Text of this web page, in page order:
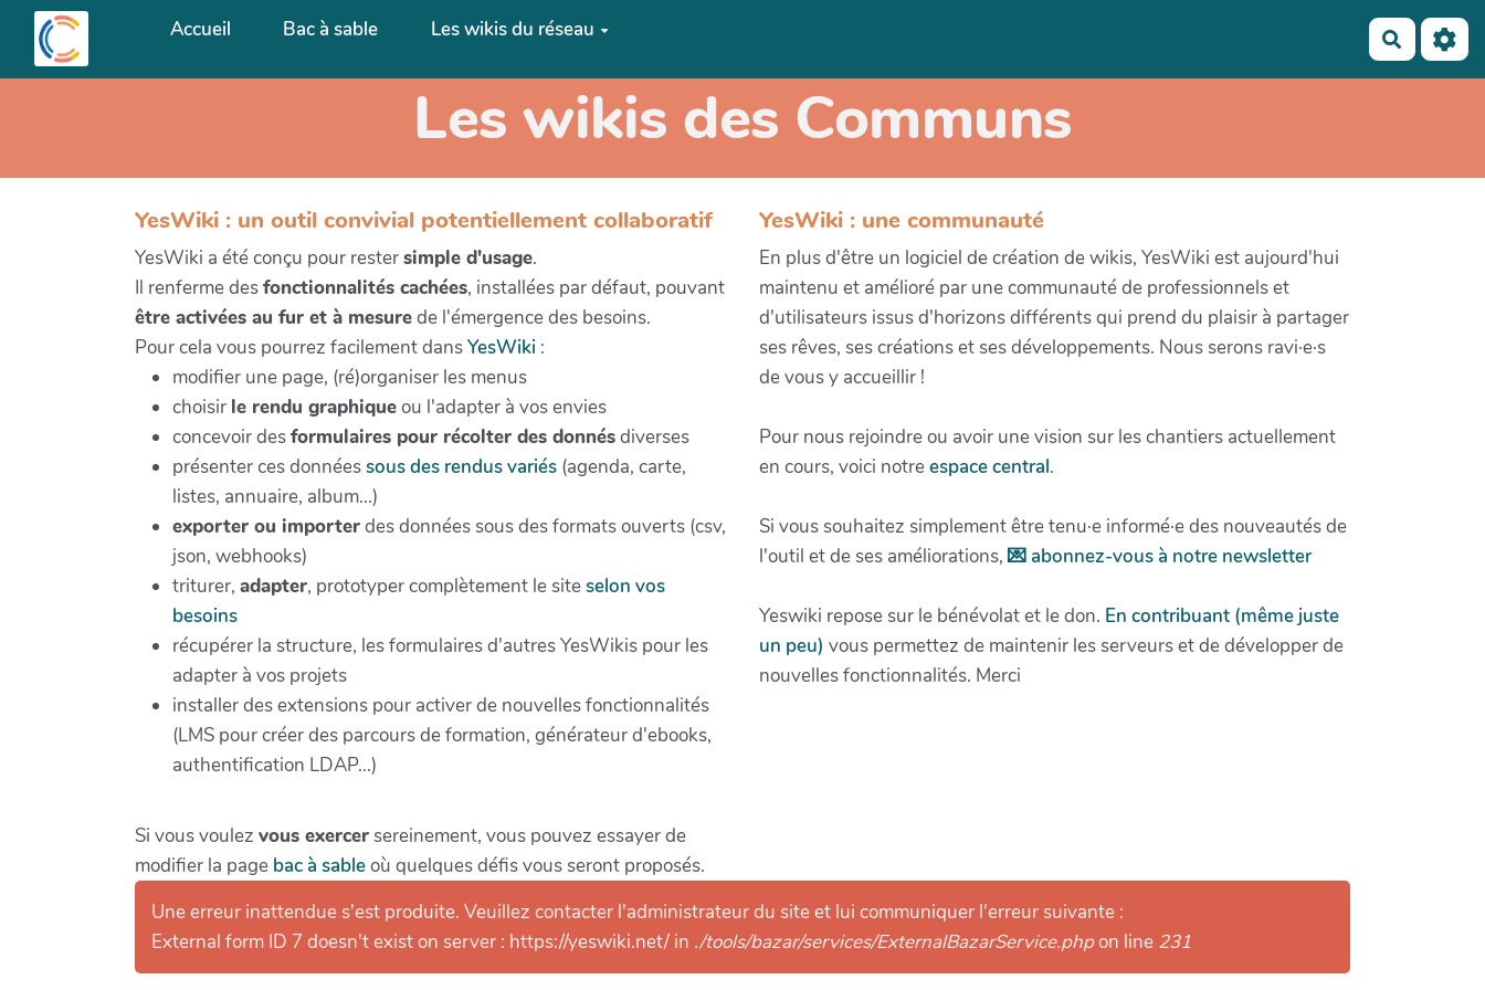
Aller au contenu principal
Accueil Bac à sable Les wikis du réseau
Les wikis des Communs
YesWiki : un outil convivial potentiellement collaboratif
YesWiki a été conçu pour restersimple d'usage.
Il renferme desfonctionnalités cachées, installées par défaut, pouvant
être activées au fur et à mesurede l'émergence des besoins.
Pour cela vous pourrez facilement dansYesWiki :
modifier une page, (ré)organiser les menus
choisir le rendu graphiqueou l'adapter à vos envies
concevoir desformulaires pour récolter des donnésdiverses
présenter ces donnéessous des rendus variés (agenda, carte,
listes, annuaire, album...)
exporter ou importerdes données sous des formats ouverts (csv,
json, webhooks)
triturer, adapter, prototyper complètement le siteselon vos
besoins
récupérer la structure, les formulaires d'autres YesWikis pour les
adapter à vos projets
installer des extensions pour activer de nouvelles fonctionnalités
(LMS pour créer des parcours de formation, générateur d'ebooks,
authentification LDAP...)
Si vous voulez vous exercersereinement, vous pouvez essayer de
modifier la page bac à sableoù quelques défis vous seront proposés.
YesWiki : une communauté
En plus d'être un logiciel de création de wikis, YesWiki est aujourd'hui
maintenu et amélioré par une communauté de professionnels et
d'utilisateurs issus d'horizons différents qui prend du plaisir à partager
ses rêves, ses créations et ses développements. Nous serons ravi·e·s
de vous y accueillir !
Pour nous rejoindre ou avoir une vision sur les chantiers actuellement
en cours, voici notreespace central.
Si vous souhaitez simplement être tenu·e informé·e des nouveautés de
l'outil et de ses améliorations, 💌 abonnez-vous à notre newsletter
Yeswiki repose sur le bénévolat et le don. En contribuant (même juste
un peu) vous permettez de maintenir les serveurs et de développer de
nouvelles fonctionnalités. Merci
Une erreur inattendue s'est produite. Veuillez contacter l'administrateur du site et lui communiquer l'erreur suivante :
External form ID 7 doesn't exist on server : https://yeswiki.net/ in ./tools/bazar/services/ExternalBazarService.phpon line 231